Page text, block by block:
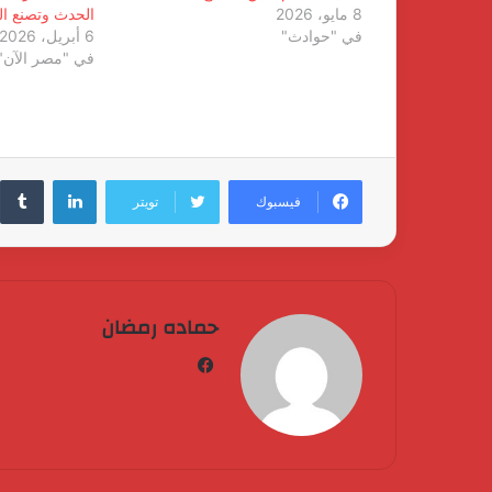
8 مايو، 2026
في "حوادث"
الحدث وتصنع
6 أبريل، 2026
في "مصر
فيسبوك تويتر
لينكدإن
حماده رمضان